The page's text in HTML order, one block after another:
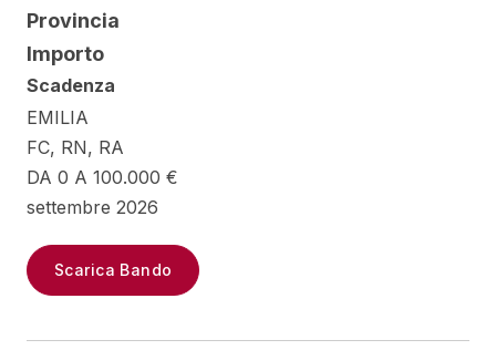
Provincia
Importo
Scadenza
EMILIA
FC, RN, RA
DA 0 A 100.000 €
settembre 2026
Scarica Bando